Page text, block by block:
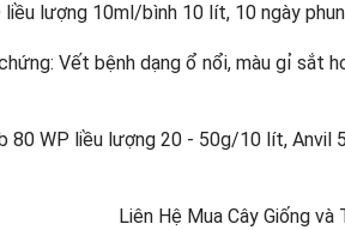
lượng 10ml/bình 10 lít, 10 ngày
Vết bệnh dạng ổ nổi, màu gỉ sắt
80 WP liều lượng 20 - 50g/10 lít,
Liên Hệ Mua Cây Giống